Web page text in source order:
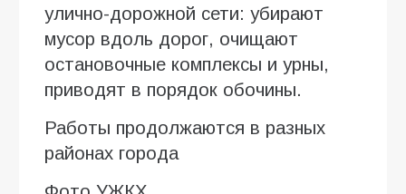
улично-дорожной сети: убирают
мусор вдоль дорог, очищают
остановочные комплексы и урны,
приводят в порядок обочины.
Работы продолжаются в разных
районах города